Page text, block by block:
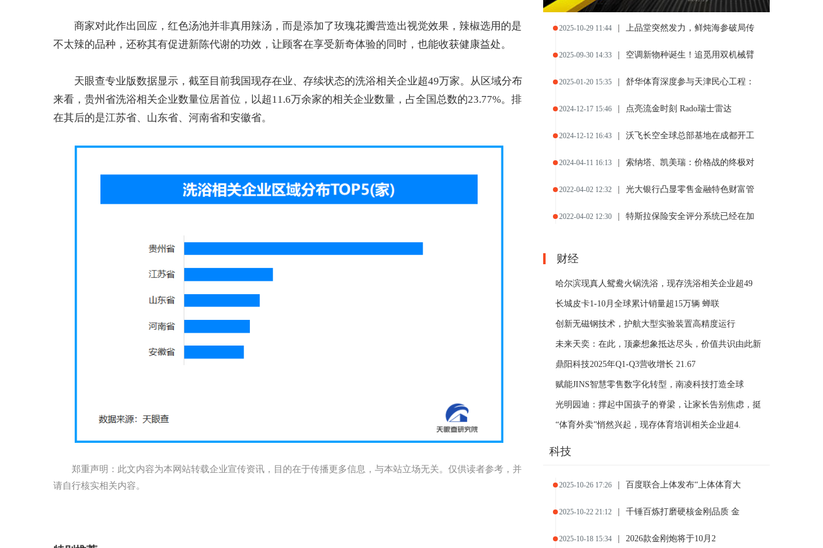
商家对此作出回应，红色汤池并非真用辣汤，而是添加了玫瑰花瓣营造出视觉效果，辣椒选用的是
不太辣的品种，还称其有促进新陈代谢的功效，让顾客在享受新奇体验的同时，也能收获健康益处。
天眼查专业版数据显示，截至目前我国现存在业、存续状态的洗浴相关企业超49万家。从区域分布
来看，贵州省洗浴相关企业数量位居首位，以超11.6万余家的相关企业数量，占全国总数的23.77%。排
在其后的是江苏省、山东省、河南省和安徽省。
郑重声明：此文内容为本网站转载企业宣传资讯，目的在于传播更多信息，与本站立场无关。仅供读者参考，并
请自行核实相关内容。
2025-10-29 11:44 上品堂突然发力，鲜炖海参破局传
2025-09-30 14:33 空调新物种诞生！追觅用双机械臂
2025-01-20 15:35 舒华体育深度参与天津民心工程：
2024-12-17 15:46 点亮流金时刻 Rado瑞士雷达
2024-12-12 16:43 沃飞长空全球总部基地在成都开工
2024-04-11 16:13 索纳塔、凯美瑞：价格战的终极对
2022-04-02 12:32 光大银行凸显零售金融特色财富管
2022-04-02 12:30 特斯拉保险安全评分系统已经在加
财经
哈尔滨现真人鸳鸯火锅洗浴，现存洗浴相关企业超49
长城皮卡1-10月全球累计销量超15万辆 蝉联
创新无磁钢技术，护航大型实验装置高精度运行
未来天奕：在此，顶豪想象抵达尽头，价值共识由此新
鼎阳科技2025年Q1-Q3营收增长 21.67
赋能JINS智慧零售数字化转型，南凌科技打造全球
光明园迪：撑起中国孩子的脊梁，让家长告别焦虑，挺
“体育外卖”悄然兴起，现存体育培训相关企业超4.
科技
2025-10-26 17:26 百度联合上体发布“上体体育大
2025-10-22 21:12 千锤百炼打磨硬核金刚品质 金
2025-10-18 15:34 2026款金刚炮将于10月2